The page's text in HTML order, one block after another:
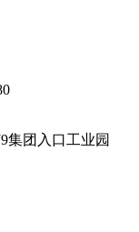
集团入口工业园